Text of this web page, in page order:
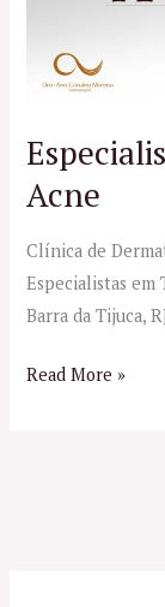
Acne
Clínica de
Especialistas em
Barra da Tijuca,
Read More »